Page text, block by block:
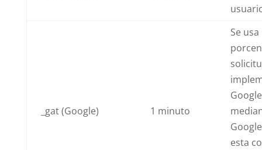
_gat (Google) 1 minuto
Se
esta